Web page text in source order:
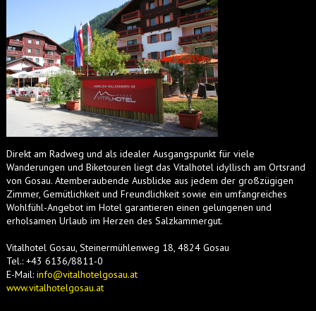
Direkt am Radweg und als idealer Ausgangspunkt für viele
Wanderungen und Biketouren liegt das Vitalhotel idyllisch am Ortsrand
von Gosau. Atemberaubende Ausblicke aus jedem der großzügigen
Zimmer, Gemütlichkeit und Freundlichkeit sowie ein umfangreiches
Wohlfühl-Angebot im Hotel garantieren einen gelungenen und
erholsamen Urlaub im Herzen des Salzkammergut.
Vitalhotel Gosau, Steinermühlenweg 18, 4824 Gosau
Tel.: +43 6136/8811-0
E-Mail: info@vitalhotelgosau.at
www.vitalhotelgosau.at